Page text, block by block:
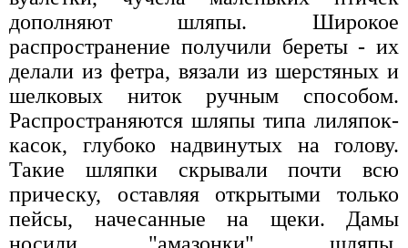
дополняют шляпы. Широкое
распространение получили береты - их
делали из фетра, вязали из шерстяных и
шелковых ниток ручным способом.
Распространяются шляпы типа лиляпок-
касок, глубоко надвинутых на голову.
Такие шляпки скрывали почти всю
прическу, оставляя открытыми только
пейсы, начесанные на щеки. Дамы